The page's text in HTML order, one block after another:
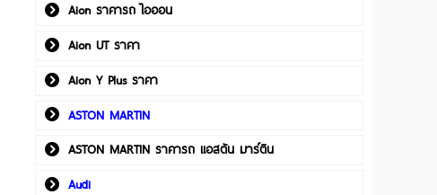
Aion ราคารถ ไอออน
Aion UT ราคา
Aion Y Plus ราคา
ASTON MARTIN
ASTON MARTIN ราคารถ แอสตัน มาร์ติน
Audi